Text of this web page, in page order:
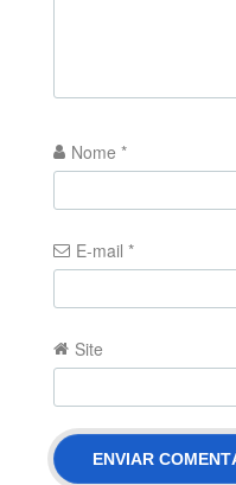
Nome *
E-mail *
Site